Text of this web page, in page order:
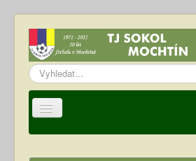
Vyhledávání...